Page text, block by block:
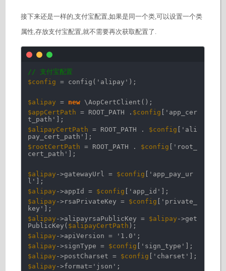
接下来还是一样的,支付宝配置,如果是同一个类,可以设置一个类
属性,存放支付宝配置,就不需要再次获取配置了.
// 支付宝配置
$config
= config( 'alipay' );
$alipay = new \AopCertClient();
$appCertPath
= ROOT_PATH . $config
'app_cer
t_path'
];
$alipayCertPath
= ROOT_PATH . $config
'ali
pay_cert_path'
];
$rootCertPath
= ROOT_PATH . $config
'root_
cert_path'
];
$alipay ->gatewayUrl = $config
'app_pay_ur
l'
];
$alipay ->appId = $config 'app_id'
];
$alipay ->rsaPrivateKey = $config
'private_
key'
];
$alipay ->alipayrsaPublicKey = $alipay ->get
PublicKey( $alipayCertPath );
$alipay ->apiVersion = '1.0' ;
$alipay ->signType = $config 'sign_type'
];
$alipay ->postCharset = $config 'charset'
];
$alipay ->format= 'json' ;